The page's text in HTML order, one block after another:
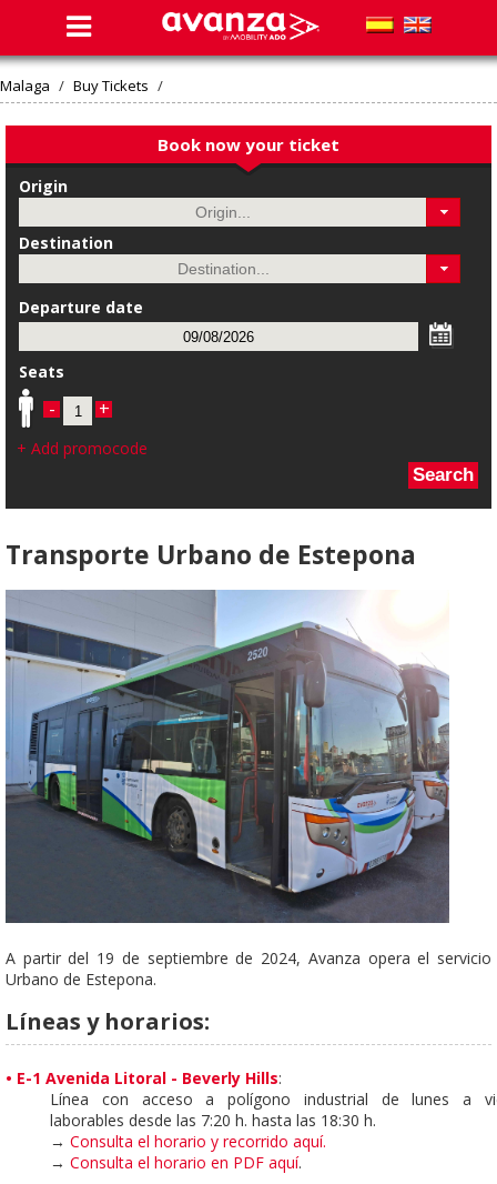
Malaga / Buy Tickets /
Book now your ticket
Origin
Destination
Departure date
Seats
- +
+ Add promocode
Search
Transporte Urbano de Estepona
A partir del 19 de septiembre de 2024, Avanza opera el servicio
Urbano de Estepona.
Líneas y horarios:
• E-1 Avenida Litoral - Beverly Hills:
Línea con acceso a polígono industrial de lunes a
laborables desde las 7:20 h. hasta las 18:30 h.
→ Consulta el horario y recorrido aquí.
→ Consulta el horario en PDF aquí.